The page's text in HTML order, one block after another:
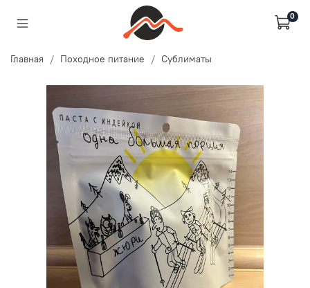
0
Главная Походное питание Сублиматы